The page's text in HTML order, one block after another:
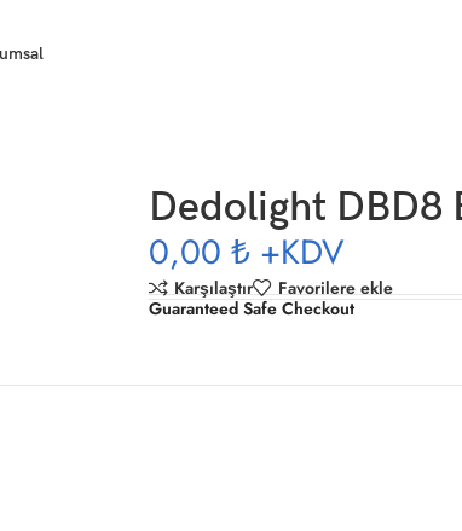
Dedolight DBD8
0,00 ₺ +KDV
Karşılaştır Favorilere ekle
Guaranteed Safe Checkout